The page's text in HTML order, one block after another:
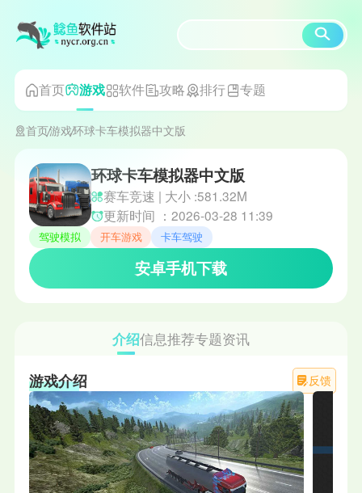
首页 游戏 软件 攻略 排行 专题
首页游戏环球卡车模拟器中文版
环球卡车模拟器中文版
赛车竞速 | 大小 :581.32M
更新时间 ：2026-03-28 11:39
驾驶模拟 开车游戏 卡车驾驶
安卓手机下载
介绍信息推荐专题资讯
反馈
游戏介绍